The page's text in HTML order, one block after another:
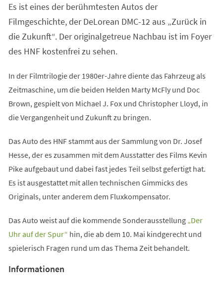
Es ist eines der berühmtesten Autos der
Filmgeschichte, der DeLorean DMC-12 aus „Zurück in
die Zukunft“. Der originalgetreue Nachbau ist im Foyer
des HNF kostenfrei zu sehen.
In der Filmtrilogie der 1980er-Jahre diente das Fahrzeug als
Zeitmaschine, um die beiden Helden Marty McFly und Doc
Brown, gespielt von Michael J. Fox und Christopher Lloyd, in
die Vergangenheit und Zukunft zu bringen.
Das Auto des HNF stammt aus der Sammlung von Dr. Josef
Hesse, der es zusammen mit dem Ausstatter des Films Kevin
Pike aufgebaut und dabei fast jedes Teil selbst gefertigt hat.
Es ist ausgestattet mit allen technischen Gimmicks des
Originals, unter anderem dem Fluxkompensator.
Das Auto weist auf die kommende Sonderausstellung „Der
Uhr auf der Spur“
(Öffnet
neuen
hin, die ab dem 10. Mai kindgerecht und
spielerisch Fragen rund um das Thema Zeit behandelt.
Informationen